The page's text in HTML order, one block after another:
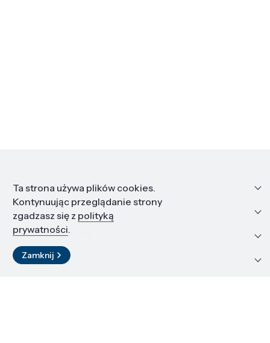
Informacje
Edukacja i kariera
Zasoby i materiały
Kontakt
Ta strona używa plików cookies.
Kontynuując przeglądanie strony
zgadzasz się z polityką
prywatności.
Zamknij